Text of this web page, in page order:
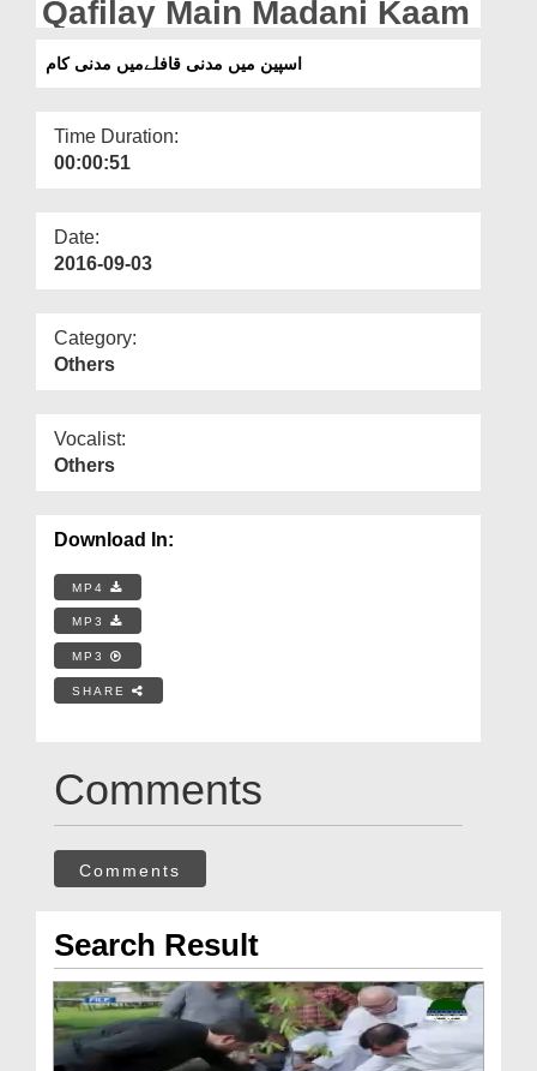
Qafilay Main Madani Kaam
اسپین میں مدنی قافلےمیں مدنی کام
Time Duration:
00:00:51
Date:
2016-09-03
Category:
Others
Vocalist:
Others
Download In:
MP4
MP3
MP3
SHARE
Comments
Comments
Search Result